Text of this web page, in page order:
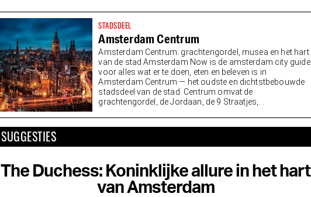
STADSDEEL
Amsterdam Centrum
Amsterdam Centrum: grachtengordel, musea en het hart
van de stad Amsterdam Now is de amsterdam city guide
voor alles wat er te doen, eten en beleven is in
Amsterdam Centrum — het oudste en dichtstbebouwde
stadsdeel van de stad. Centrum omvat de
grachtengordel, de Jordaan, de 9 Straatjes,...
SUGGESTIES
The Duchess: Koninklijke allure in het hart
van Amsterdam